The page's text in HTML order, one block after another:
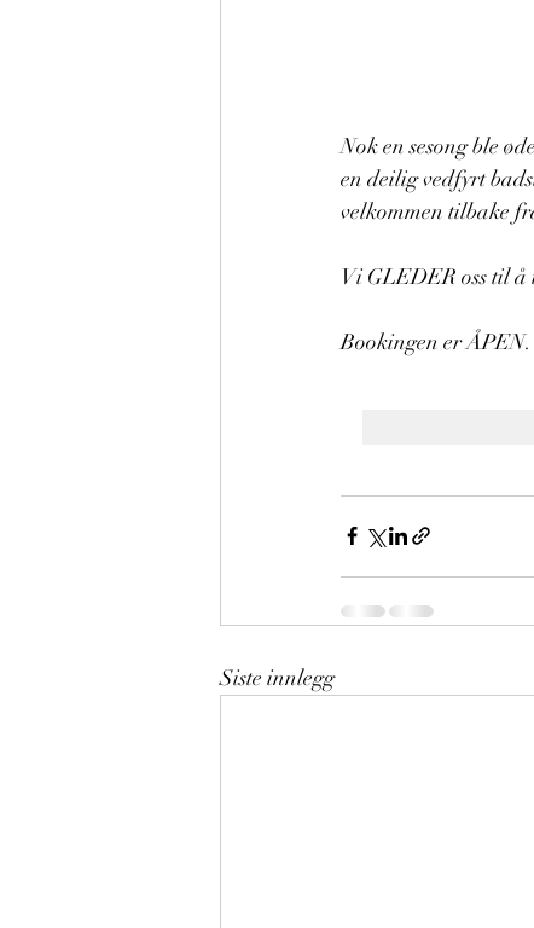
Nok en sesong ble
en deilig vedfyrt
velkommen tilbake
Vi GLEDER oss til å
Bookingen er ÅPEN.
Siste innlegg